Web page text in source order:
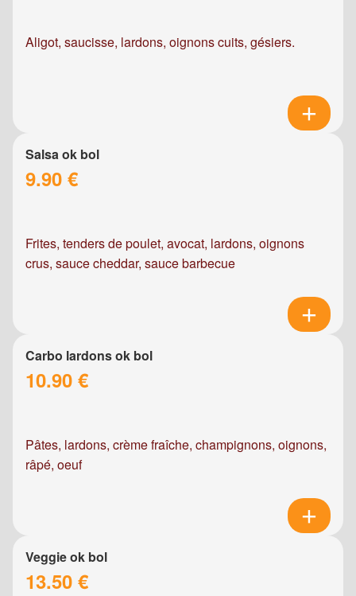
Aligot, saucisse, lardons, oignons cuits, gésiers.
Salsa ok bol
9.90 €
Frites, tenders de poulet, avocat, lardons, oignons
crus, sauce cheddar, sauce barbecue
Carbo lardons ok bol
10.90 €
Pâtes, lardons, crème fraîche, champignons, oignons,
râpé, oeuf
Veggie ok bol
13.50 €